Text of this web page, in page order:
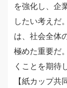
を強化し、企
したい考えだ
は、社会全体
極めた重要だ
くことを期待
【紙カップ共